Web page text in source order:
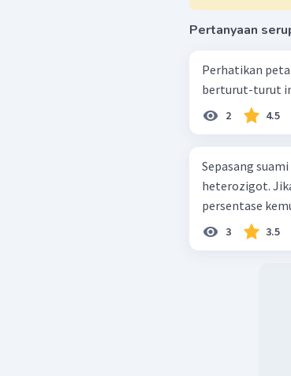
Pertanyaan
Perhatikan peta
berturut-turut
2 4.5
Sepasang
heterozigot.
persentase
3 3.5